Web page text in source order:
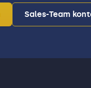
Sales-Team